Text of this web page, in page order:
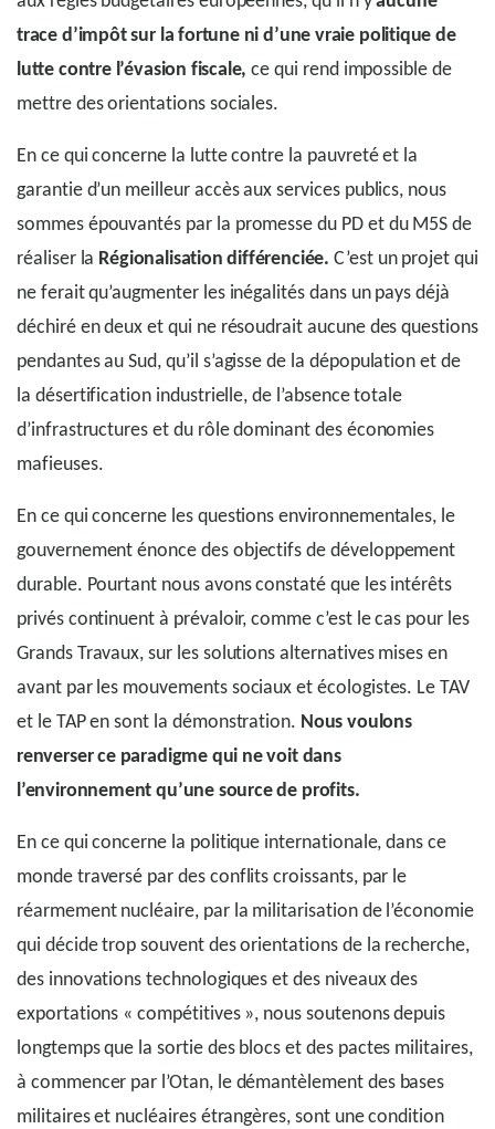
trace d’impôt sur la fortune ni d’une vraie politique de
lutte contre l’évasion fiscale, ce qui rend impossible de
mettre des orientations sociales.
En ce qui concerne la lutte contre la pauvreté et la
garantie d’un meilleur accès aux services publics, nous
sommes épouvantés par la promesse du PD et du M5S de
réaliser la Régionalisation différenciée. C’est un projet qui
ne ferait qu’augmenter les inégalités dans un pays déjà
déchiré en deux et qui ne résoudrait aucune des questions
pendantes au Sud, qu’il s’agisse de la dépopulation et de
la désertification industrielle, de l’absence totale
d’infrastructures et du rôle dominant des économies
mafieuses.
En ce qui concerne les questions environnementales, le
gouvernement énonce des objectifs de développement
durable. Pourtant nous avons constaté que les intérêts
privés continuent à prévaloir, comme c’est le cas pour les
Grands Travaux, sur les solutions alternatives mises en
avant par les mouvements sociaux et écologistes. Le TAV
et le TAP en sont la démonstration. Nous voulons
renverser ce paradigme qui ne voit dans
l’environnement qu’une source de profits.
En ce qui concerne la politique internationale, dans ce
monde traversé par des conflits croissants, par le
réarmement nucléaire, par la militarisation de l’économie
qui décide trop souvent des orientations de la recherche,
des innovations technologiques et des niveaux des
exportations « compétitives », nous soutenons depuis
longtemps que la sortie des blocs et des pactes militaires,
à commencer par l’Otan, le démantèlement des bases
militaires et nucléaires étrangères, sont une condition